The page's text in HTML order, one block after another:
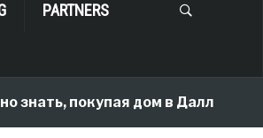
PARTNERS
покупая дом в Далласе